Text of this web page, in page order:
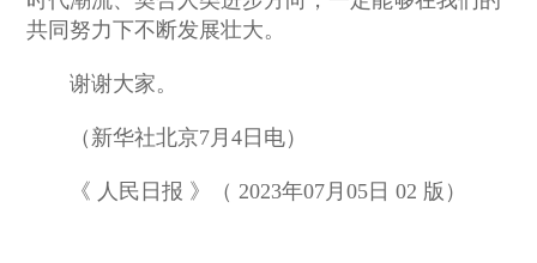
共同努力下不断发展壮大。
谢谢大家。
（新华社北京7月4日电）
《 人民日报 》（ 2023年07月05日 02 版）